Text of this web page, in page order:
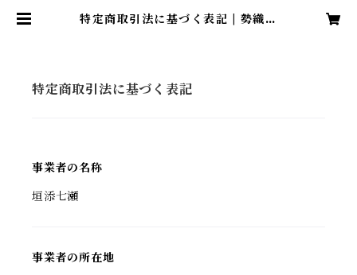
特定商取引法に基づく表記 | 勢織光
特定商取引法に基づく表記
事業者の名称
垣添七瀬
事業者の所在地